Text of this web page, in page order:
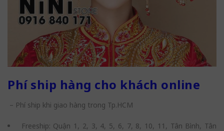
Phí ship hàng cho khách online
– Phí ship khi giao hàng trong Tp.HCM
Freeship: Quận 1, 2, 3, 4, 5, 6, 7, 8, 10, 11, Tân Bình, Tân